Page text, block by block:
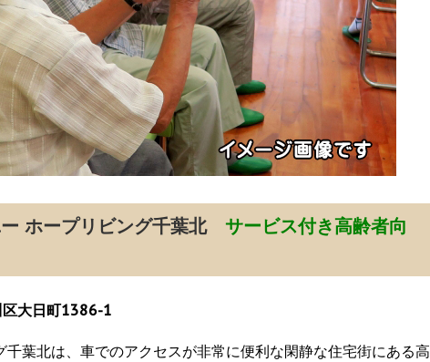
ホープリビング千葉北 サービス付き高齢者向
区大日町1386-1
千葉北は、車でのアクセスが非常に便利な閑静な住宅街にある高